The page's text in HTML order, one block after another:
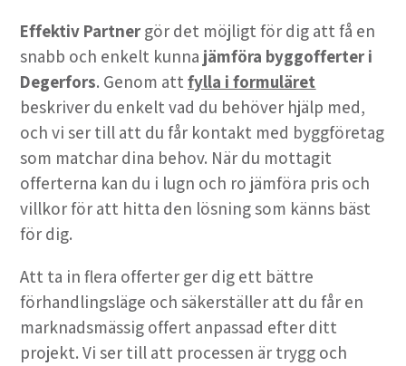
Effektiv Partner gör det möjligt för dig att få en
snabb och enkelt kunna jämföra byggofferter i
Degerfors. Genom attfylla i formuläret
beskriver du enkelt vad du behöver hjälp med,
och vi ser till att du får kontakt med byggföretag
som matchar dina behov. När du mottagit
offerterna kan du i lugn och ro jämföra pris och
villkor för att hitta den lösning som känns bäst
för dig.
Att ta in flera offerter ger dig ett bättre
förhandlingsläge och säkerställer att du får en
marknadsmässig offert anpassad efter ditt
projekt. Vi ser till att processen är trygg och